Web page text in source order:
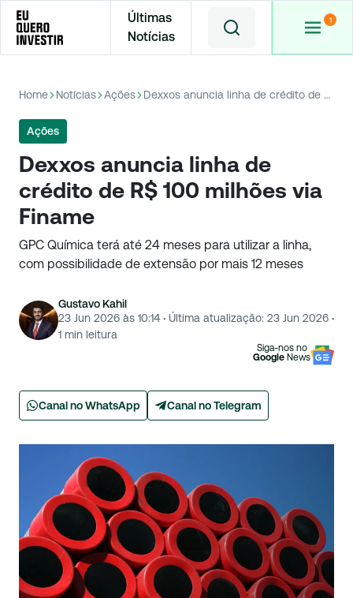
Últimas
Notícias
Home Notícias Ações Dexxos anuncia linha de crédito de R$ 100 milhões via Finame
Ações
Dexxos anuncia linha de
crédito de R$ 100 milhões via
Finame
GPC Química terá até 24 meses para utilizar a linha,
com possibilidade de extensão por mais 12 meses
Gustavo Kahil
23 Jun 2026 às 10:14 · Última atualização: 23 Jun 2026 ·
1 min leitura
Siga-nos no
Google News
Canal no WhatsApp Canal no Telegram